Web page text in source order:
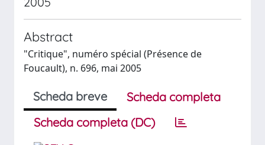
Abstract
"Critique", numéro spécial (Présence de
Foucault), n. 696, mai 2005
Scheda breve
Scheda completa
Scheda completa (DC)